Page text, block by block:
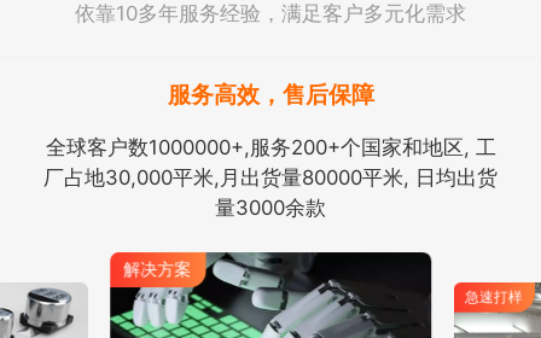
依靠10多年服务经验，满足客户多元化需求
服务高效，售后保障
全球客户数1000000+,服务200+个国家和地区, 工
厂占地30,000平米,月出货量80000平米, 日均出货
量3000余款
解决方案
急速打样